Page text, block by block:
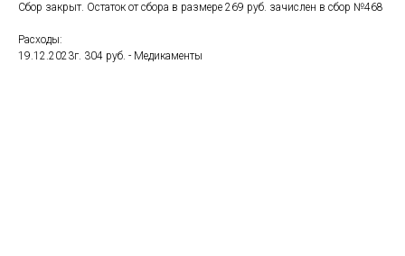
Сбор закрыт. Остаток от сбора в размере 269 руб. зачислен в сбор №468
Расходы:
19.12.2023г. 304 руб. - Медикаменты